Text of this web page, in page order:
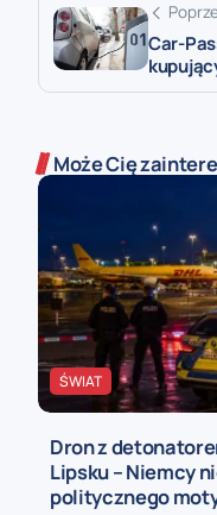
Car-
Może Cię
ŚWIAT
Dron z
Lipsku – Niemcy
politycznego